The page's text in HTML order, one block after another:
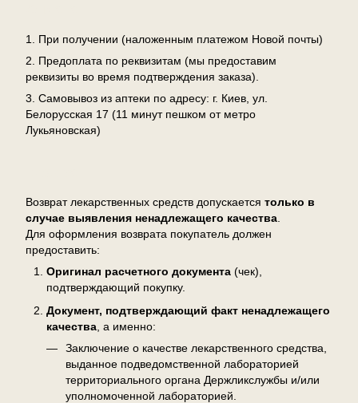
1. При получении (наложенным платежом Новой почты)
2. Предоплата по реквизитам (мы предоставим
реквизиты во время подтверждения заказа).
3. Самовывоз из аптеки по адресу: г. Киев, ул.
Белорусская 17 (11 минут пешком от метро
Лукьяновская)
Возврат лекарственных средств допускается только в
случае выявления ненадлежащего качества.
Для оформления возврата покупатель должен
предоставить:
Оригинал расчетного документа (чек),
подтверждающий покупку.
Документ, подтверждающий факт ненадлежащего
качества , а именно:
Заключение о качестве лекарственного средства,
выданное подведомственной лабораторией
территориального органа Держликслужбы и/или
уполномоченной лабораторией.